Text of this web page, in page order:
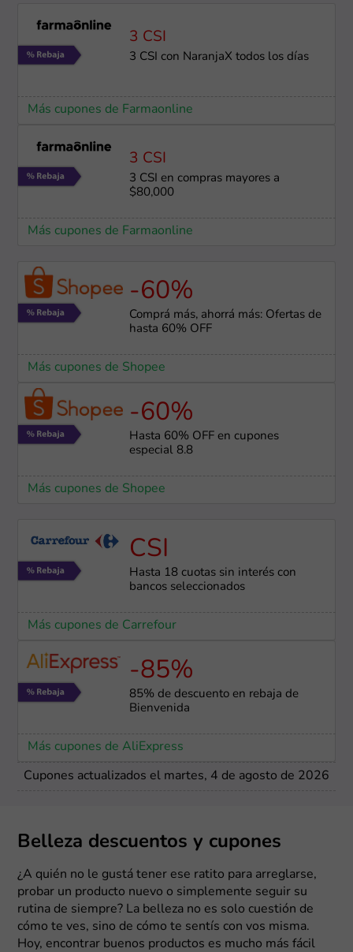
3 CSI
3 CSI con NaranjaX todos los días
Más cupones de Farmaonline
3 CSI
3 CSI en compras mayores a
$80,000
Más cupones de Farmaonline
-60%
Comprá más, ahorrá más: Ofertas de
hasta 60% OFF
Más cupones de Shopee
-60%
Hasta 60% OFF en cupones
especial 8.8
Más cupones de Shopee
CSI
Hasta 18 cuotas sin interés con
bancos seleccionados
Más cupones de Carrefour
-85%
85% de descuento en rebaja de
Bienvenida
Más cupones de AliExpress
Cupones actualizados el martes, 4 de agosto de 2026
Belleza descuentos y cupones
¿A quién no le gustá tener ese ratito para arreglarse,
probar un producto nuevo o simplemente seguir su
rutina de siempre? La belleza no es solo cuestión de
cómo te ves, sino de cómo te sentís con vos misma.
Hoy, encontrar buenos productos es mucho más fácil